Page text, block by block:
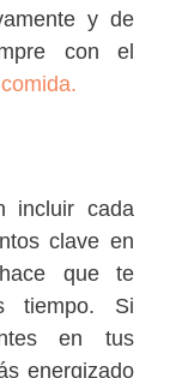
y de
con el
incluir cada
clave en
que te
tiempo. Si
en tus
energizado